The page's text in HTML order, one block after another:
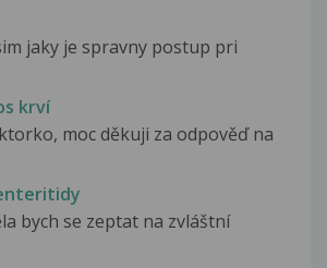
jaky je spravny postup pri
krví
moc děkuji za odpověď na
bych se zeptat na zvláštní